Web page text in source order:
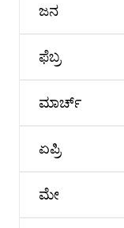
ಜನ
ಫೆಬ್ರ
ಮಾರ್ಚ್
ಏಪ್ರಿ
ಮೇ